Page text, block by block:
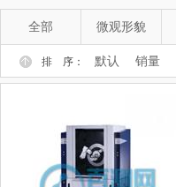
全部 微观形貌
排 序： 默认 销量